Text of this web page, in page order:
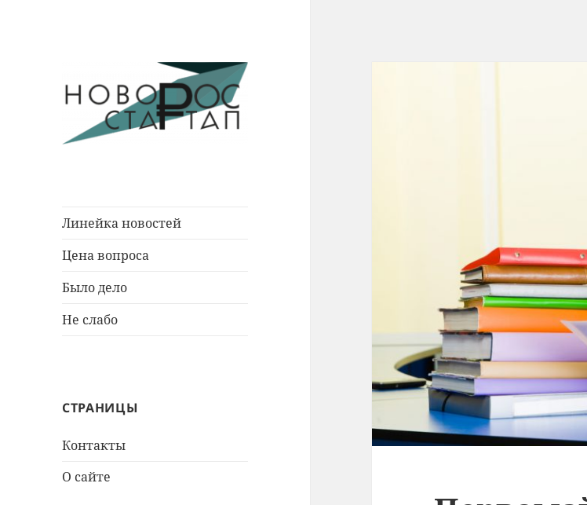
Линейка новостей
Цена вопроса
Было дело
Не слабо
СТРАНИЦЫ
Контакты
О сайте